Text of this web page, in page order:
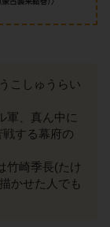
こしゅうらい
軍、真ん中に
する幕府の
竹崎季長(たけ
かせた人でも